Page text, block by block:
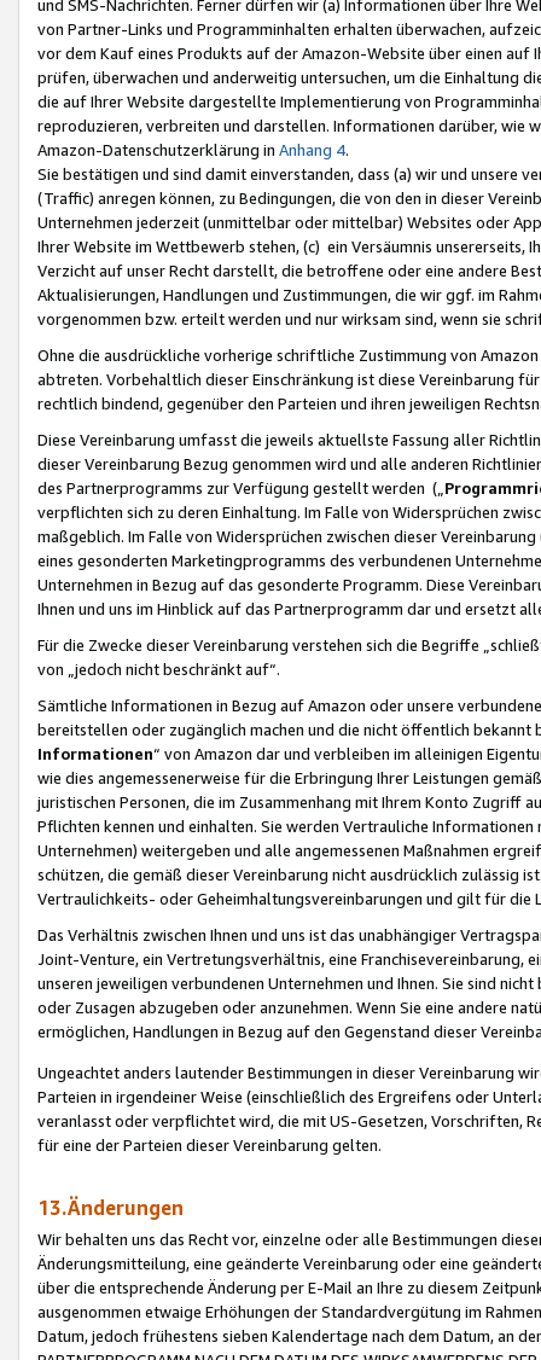
und SMS-Nachrichten. Ferner dürfen wir (a) Informationen über Ihre
von Partner-Links und Programminhalten erhalten überwachen,
vor dem Kauf eines Produkts auf der Amazon-Website über einen
prüfen, überwachen und anderweitig untersuchen, um die Einhaltung
die auf Ihrer Website dargestellte Implementierung von
reproduzieren, verbreiten und darstellen. Informationen darüber, wie
Amazon-Datenschutzerklärung in Anhang 4.
Sie bestätigen und sind damit einverstanden, dass (a) wir und
(Traffic) anregen können, zu Bedingungen, die von den in dieser
Unternehmen jederzeit (unmittelbar oder mittelbar) Websites oder
Ihrer Website im Wettbewerb stehen, (c) ein Versäumnis unsererseits,
Verzicht auf unser Recht darstellt, die betroffene oder eine andere
Aktualisierungen, Handlungen und Zustimmungen, die wir ggf. im
vorgenommen bzw. erteilt werden und nur wirksam sind, wenn sie
Ohne die ausdrückliche vorherige schriftliche Zustimmung von
abtreten. Vorbehaltlich dieser Einschränkung ist diese Vereinbarung
rechtlich bindend, gegenüber den Parteien und ihren jeweiligen
Diese Vereinbarung umfasst die jeweils aktuellste Fassung aller
dieser Vereinbarung Bezug genommen wird und alle anderen
des Partnerprogramms zur Verfügung gestellt werden („
verpflichten sich zu deren Einhaltung. Im Falle von Widersprüchen
maßgeblich. Im Falle von Widersprüchen zwischen dieser
eines gesonderten Marketingprogramms des verbundenen
Unternehmen in Bezug auf das gesonderte Programm. Diese
Ihnen und uns im Hinblick auf das Partnerprogramm dar und ersetzt
Für die Zwecke dieser Vereinbarung verstehen sich die Begriffe
von „jedoch nicht beschränkt auf“.
Sämtliche Informationen in Bezug auf Amazon oder unsere
bereitstellen oder zugänglich machen und die nicht öffentlich
Informationen“ von Amazon dar und verbleiben im alleinigen
wie dies angemessenerweise für die Erbringung Ihrer Leistungen
juristischen Personen, die im Zusammenhang mit Ihrem Konto
Pflichten kennen und einhalten. Sie werden Vertrauliche
Unternehmen) weitergeben und alle angemessenen Maßnahmen
schützen, die gemäß dieser Vereinbarung nicht ausdrücklich zulässig
Vertraulichkeits- oder Geheimhaltungsvereinbarungen und gilt für die
Das Verhältnis zwischen Ihnen und uns ist das unabhängiger
Joint-Venture, ein Vertretungsverhältnis, eine Franchisevereinbarung,
unseren jeweiligen verbundenen Unternehmen und Ihnen. Sie sind
oder Zusagen abzugeben oder anzunehmen. Wenn Sie eine andere
ermöglichen, Handlungen in Bezug auf den Gegenstand dieser
Ungeachtet anders lautender Bestimmungen in dieser Vereinbarung
Parteien in irgendeiner Weise (einschließlich des Ergreifens oder
veranlasst oder verpflichtet wird, die mit US-Gesetzen, Vorschriften,
für eine der Parteien dieser Vereinbarung gelten.
13.Änderungen
Wir behalten uns das Recht vor, einzelne oder alle Bestimmungen
Änderungsmitteilung, eine geänderte Vereinbarung oder eine
über die entsprechende Änderung per E-Mail an Ihre zu diesem
ausgenommen etwaige Erhöhungen der Standardvergütung im
Datum, jedoch frühestens sieben Kalendertage nach dem Datum, an